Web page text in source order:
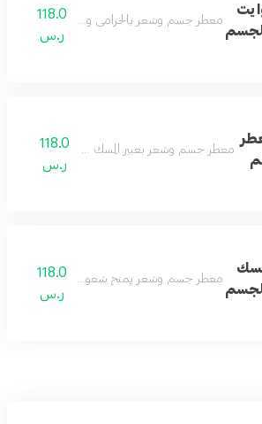
معطر جسم وشعر بالخزامى والأخشاب لانتعاش
118.0
ر.س
معطر جسم وشعر بعبير المسك والياسمين118.0
ر.س
معطر جسم وشعر يمنح شعوراً بالبهجة والنظافة
118.0
ر.س